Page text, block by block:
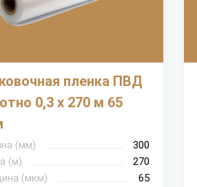
пленка ПВД
0,3 х 270 м 65
(мм)
300
(м)
270
(мкм)
65